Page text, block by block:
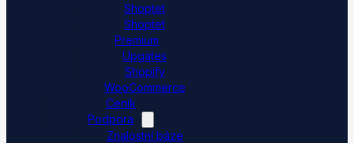
Shoptet
Shoptet
Premium
Upgates
Shopify
WooCommerce
Ceník
Podpora
Znalostní báze